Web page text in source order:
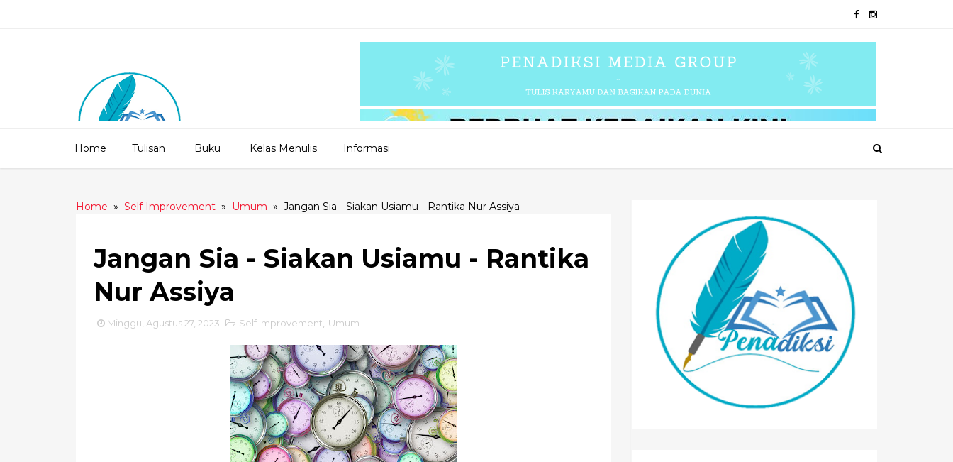
Home Tulisan Buku Kelas Menulis Informasi
Home » Self Improvement » Umum » Jangan Sia - Siakan Usiamu - Rantika Nur Assiya
Jangan Sia - Siakan Usiamu - Rantika
Nur Assiya
Minggu, Agustus 27, 2023 Self Improvement Umum